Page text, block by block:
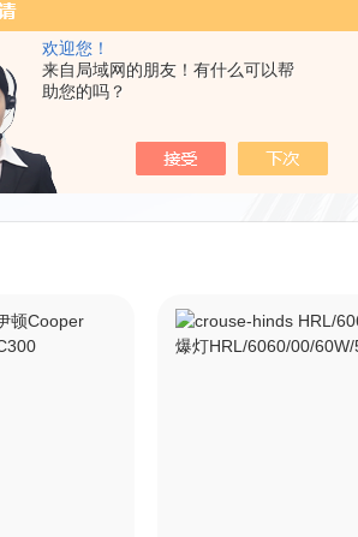
欢迎您！
来自局域网的朋友！有什么可以帮
助您的吗？